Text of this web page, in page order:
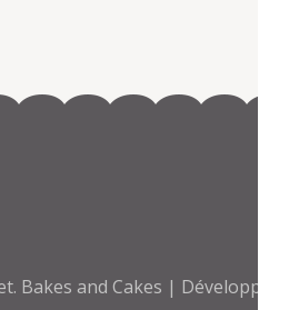
. Bakes and Cakes | Développé